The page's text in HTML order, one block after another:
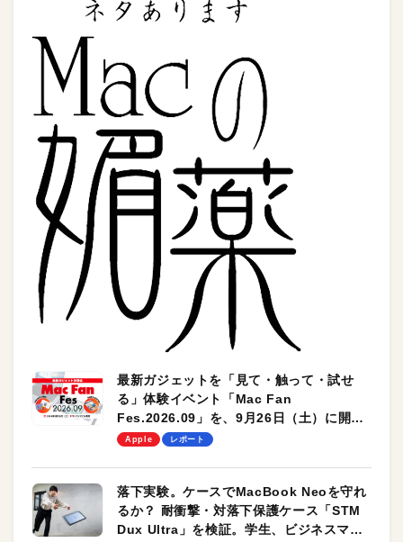
最新ガジェットを「見て・触って・試せ
る」体験イベント「Mac Fan
Fes.2026.09」を、9月26日（土）に開催
します！
Apple レポート
落下実験。ケースでMacBook Neoを守れ
るか？ 耐衝撃・対落下保護ケース「STM
Dux Ultra」を検証。学生、ビジネスマン